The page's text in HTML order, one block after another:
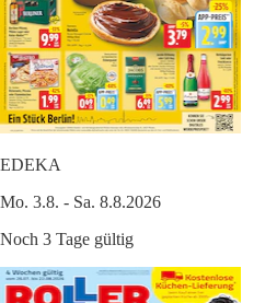
EDEKA
Mo. 3.8. - Sa. 8.8.2026
Noch 3 Tage gültig